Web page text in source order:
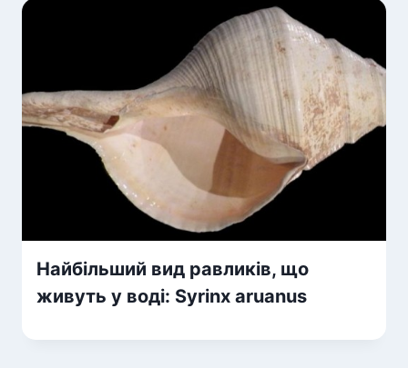
Найбільший вид равликів, що
живуть у воді: Syrinx aruanus